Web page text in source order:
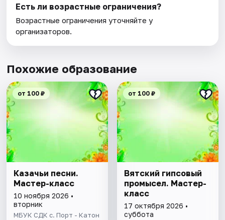
Есть ли возрастные ограничения?
Возрастные ограничения уточняйте у
организаторов.
Похожие образование
от 100 ₽
Казачьи песни.
Мастер-класс
10 ноября 2026 •
вторник
МБУК СДК с. Порт - Катон
от 100 ₽
Вятский гипсовый
промысел. Мастер-
класс
17 октября 2026 •
суббота